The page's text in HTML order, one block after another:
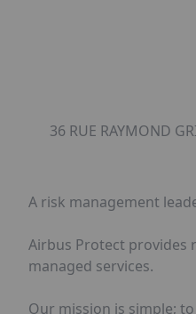
36 RUE RAYMOND
A risk management
Airbus Protect provides
managed services.
Our mission is simple;